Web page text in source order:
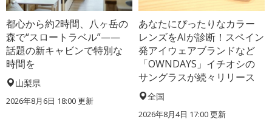
都心から約2時間、八ヶ岳の
森で“スロートラベル”——
話題の新キャビンで特別な
時間を
山梨県
2026年8月6日 18:00更新
あなたにぴったりなカラー
レンズをAIが診断！スペイン
発アイウェアブランドなど
「OWNDAYS」イチオシの
サングラスが続々リリース
全国
2026年8月4日 17:00更新